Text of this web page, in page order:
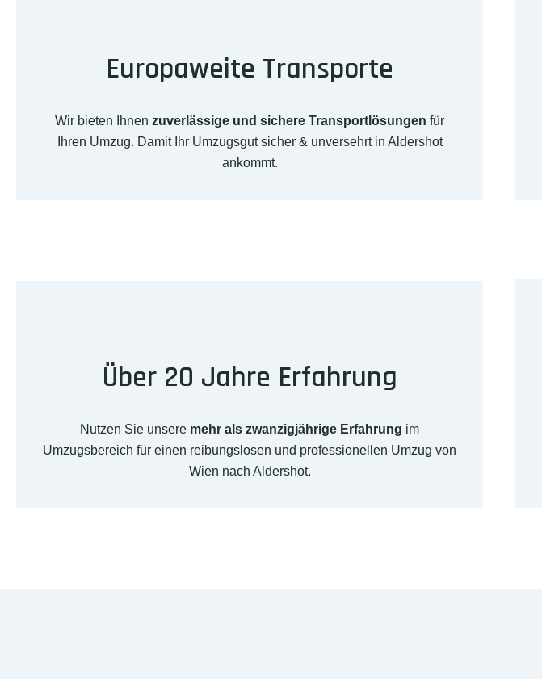
Europaweite Transporte
Wir bieten Ihnen zuverlässige und sichere Transportlösungen für
Ihren Umzug. Damit Ihr Umzugsgut sicher & unversehrt in Aldershot
ankommt.
Über 20 Jahre Erfahrung
Nutzen Sie unsere mehr als zwanzigjährige Erfahrung im
Umzugsbereich für einen reibungslosen und professionellen Umzug von
Wien nach Aldershot.